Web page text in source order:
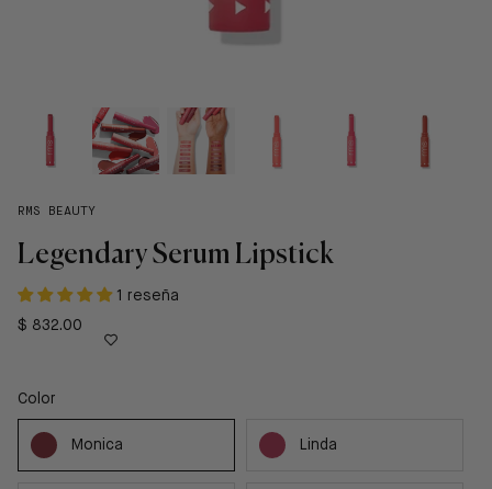
RMS BEAUTY
Legendary Serum Lipstick
1 reseña
$ 832.00
Color
Monica Linda